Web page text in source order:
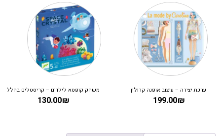
ערכת יצירה – עיצוב אופנה קרולין
199.00₪
משחק קופסא לילדים – קריסטלים בחלל
130.00₪